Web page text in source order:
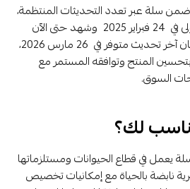
سلة عبر تعدد التحديثات المنتظمة،
حيث تم إصدار النسخة الأولى في 24 فبراير 2025 وشهد حتى الآن
نحو 22 من التحديثات، وكان آخر تحديث متوفر في 26 مارس 2026،
المنتج وتوافقه المستمر مع
السوق.
لك؟
يعمل في قطاع الحيوانات ومستلزماتها
نابضة بالحياة مع إمكانيات تخصيص